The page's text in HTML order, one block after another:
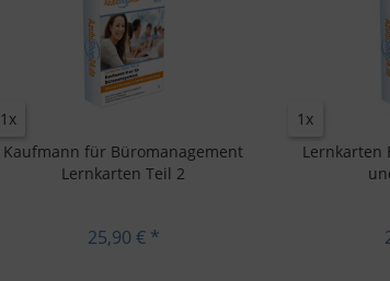
1x
Kaufmann für Büromanagement
Lernkarten Teil 2
25,90 € *
1x
Lernkarten